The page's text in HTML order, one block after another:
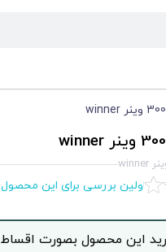
اولین بررسی برای این محصول